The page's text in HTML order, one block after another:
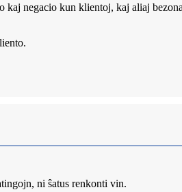
negacio kun klientoj, kaj aliaj
ni ŝatus renkonti vin.